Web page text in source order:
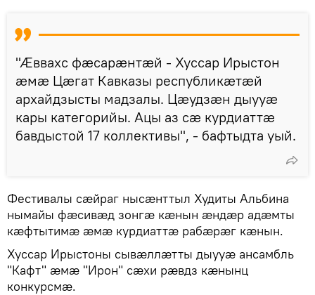
"Ӕввахс фӕсарӕнтӕй - Хуссар Ирыстон
ӕмӕ Цӕгат Кавказы республикӕтӕй
архайдзысты мадзалы. Цӕудзӕн дыууӕ
кары категорийы. Ацы аз сӕ курдиаттӕ
бавдыстой 17 коллективы", - бафтыдта уый.
Фестивалы сӕйраг нысӕнттыл Худиты Альбина
нымайы фӕсивӕд зонгӕ кӕнын ӕндӕр адӕмты
кӕфтытимӕ ӕмӕ курдиаттӕ рабӕрӕг кӕнын.
Хуссар Ирыстоны сывӕллӕтты дыууӕ ансамбль
"Кафт" ӕмӕ "Ирон" сӕхи рӕвдз кӕнынц
конкурсмӕ.